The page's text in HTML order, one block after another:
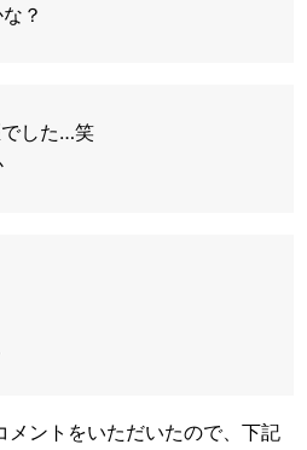
？
した…笑
メントをいただいたので、下記